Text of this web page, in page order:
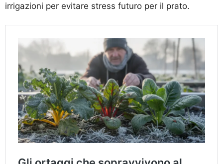
irrigazioni per evitare stress futuro per il prato.